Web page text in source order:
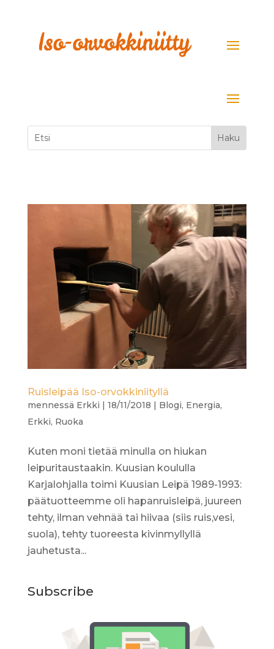
Ruisleipää Iso-orvokkiniityllä
mennessä Erkki | 18/11/2018 | Blogi, Energia,
Erkki, Ruoka
Kuten moni tietää minulla on hiukan
leipuritaustaakin. Kuusian koululla
Karjalohjalla toimi Kuusian Leipä 1989-1993:
päätuotteemme oli hapanruisleipä, juureen
tehty, ilman vehnää tai hiivaa (siis ruis,vesi,
suola), tehty tuoreesta kivinmyllyllä
jauhetusta...
Subscribe